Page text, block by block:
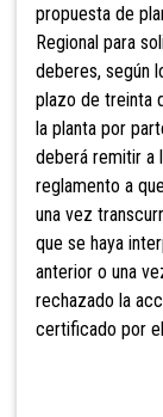
propuesta de
Regional para
deberes, según
plazo de treinta
la planta por
deberá remitir a
reglamento a
una vez
que se haya
anterior o una
rechazado la
certificado por